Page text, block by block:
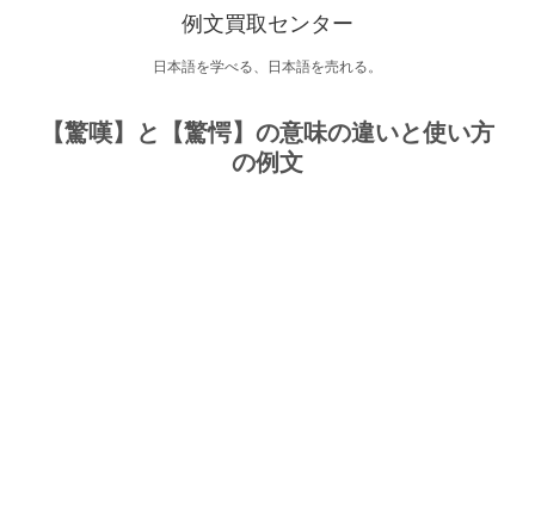
例文買取センター
日本語を学べる、日本語を売れる。
【驚嘆】と【驚愕】の意味の違いと使い方
の例文